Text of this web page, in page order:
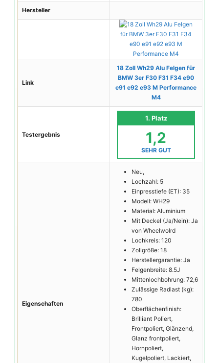
Hersteller
Link
18 Zoll Wh29 Alu Felgen für
BMW 3er F30 F31 F34 e90
e91 e92 e93 M Performance
M4
Testergebnis
1. Platz
1,2
SEHR GUT
Eigenschaften
Neu,
Lochzahl: 5
Einpresstiefe (ET): 35
Modell: WH29
Material: Aluminium
Mit Deckel (Ja/Nein): Ja
von Wheelwolrd
Lochkreis: 120
Zollgröße: 18
Herstellergarantie: Ja
Felgenbreite: 8.5J
Mittenlochbohrung: 72,6
Zulässige Radlast (kg):
780
Oberflächenfinish:
Brilliant Poliert,
Frontpoliert, Glänzend,
Glanz frontpoliert,
Hornpoliert,
Kugelpoliert, Lackiert,